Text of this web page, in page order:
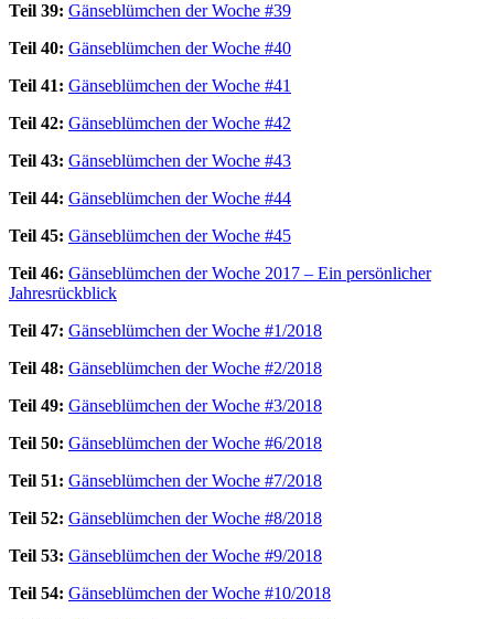
Teil 39: Gänseblümchen der Woche #39
Teil 40: Gänseblümchen der Woche #40
Teil 41: Gänseblümchen der Woche #41
Teil 42: Gänseblümchen der Woche #42
Teil 43: Gänseblümchen der Woche #43
Teil 44: Gänseblümchen der Woche #44
Teil 45: Gänseblümchen der Woche #45
Teil 46: Gänseblümchen der Woche 2017 – Ein persönlicher
Jahresrückblick
Teil 47: Gänseblümchen der Woche #1/2018
Teil 48: Gänseblümchen der Woche #2/2018
Teil 49: Gänseblümchen der Woche #3/2018
Teil 50: Gänseblümchen der Woche #6/2018
Teil 51: Gänseblümchen der Woche #7/2018
Teil 52: Gänseblümchen der Woche #8/2018
Teil 53: Gänseblümchen der Woche #9/2018
Teil 54: Gänseblümchen der Woche #10/2018